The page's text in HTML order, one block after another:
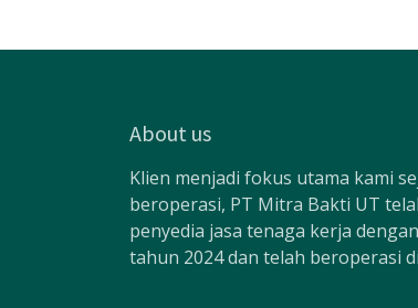
About us
Klien menjadi fokus utama kami
beroperasi, PT Mitra Bakti UT
penyedia jasa tenaga kerja
tahun 2024 dan telah beroperasi